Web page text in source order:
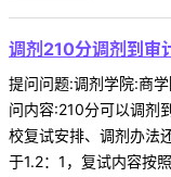
调剂210分调剂到审
提问问题:调剂学院:商
问内容:210分可以调剂
校复试安排、调剂办法
于1.2：1，复试内容按